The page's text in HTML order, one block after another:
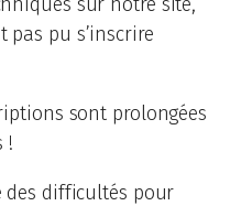
pas pu s’inscrire
sont prolongées
!
des difficultés pour